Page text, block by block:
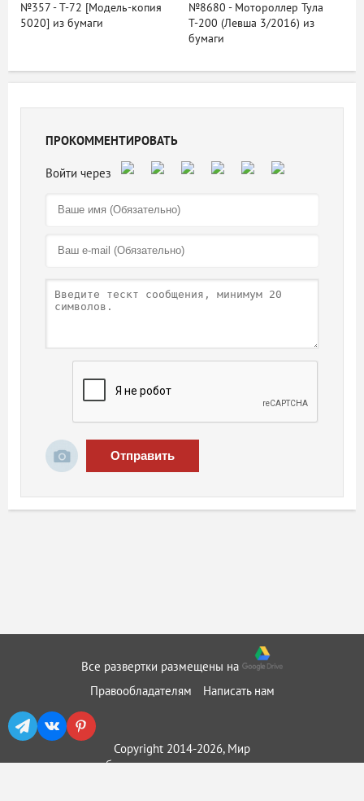
№357 - T-72 [Модель-копия
5020] из бумаги
№8680 - Мотороллер Тула
Т-200 (Левша 3/2016) из
бумаги
ПРОКОММЕНТИРОВАТЬ
Отправить
Все развертки размещены на
Правообладателям
Написать нам
Copyright 2014-2026, Мир
бумажного моделирования ::